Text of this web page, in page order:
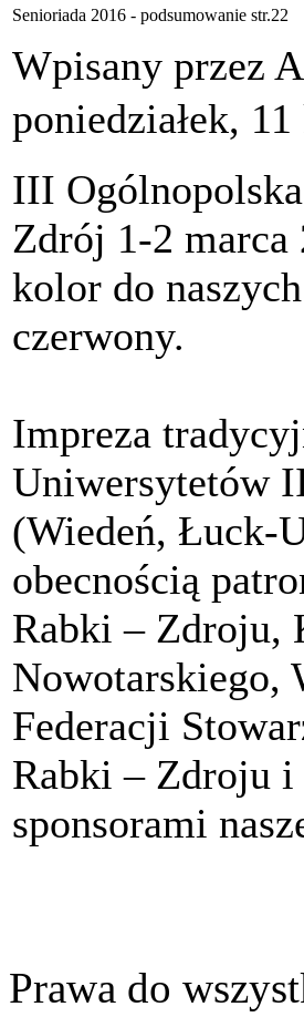
Senioriada 2016 - podsumowanie str.22
Wpisany przez
poniedziałek,
III
Zdrój 1-2 marca
kolor do
czerwony.
Impreza
Uniwersytetów
(Wiedeń, Łuck-
obecnością
Rabki – Zdroju,
Nowotarskiego,
Federacji
Rabki – Zdroju
sponsorami
Prawa do